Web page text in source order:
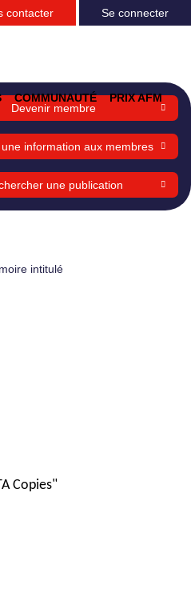
contacter Se connecter
COMMUNAUTÉ PRIX AFM
Devenir membre
information aux membres
une publication
intitulé
Copies"